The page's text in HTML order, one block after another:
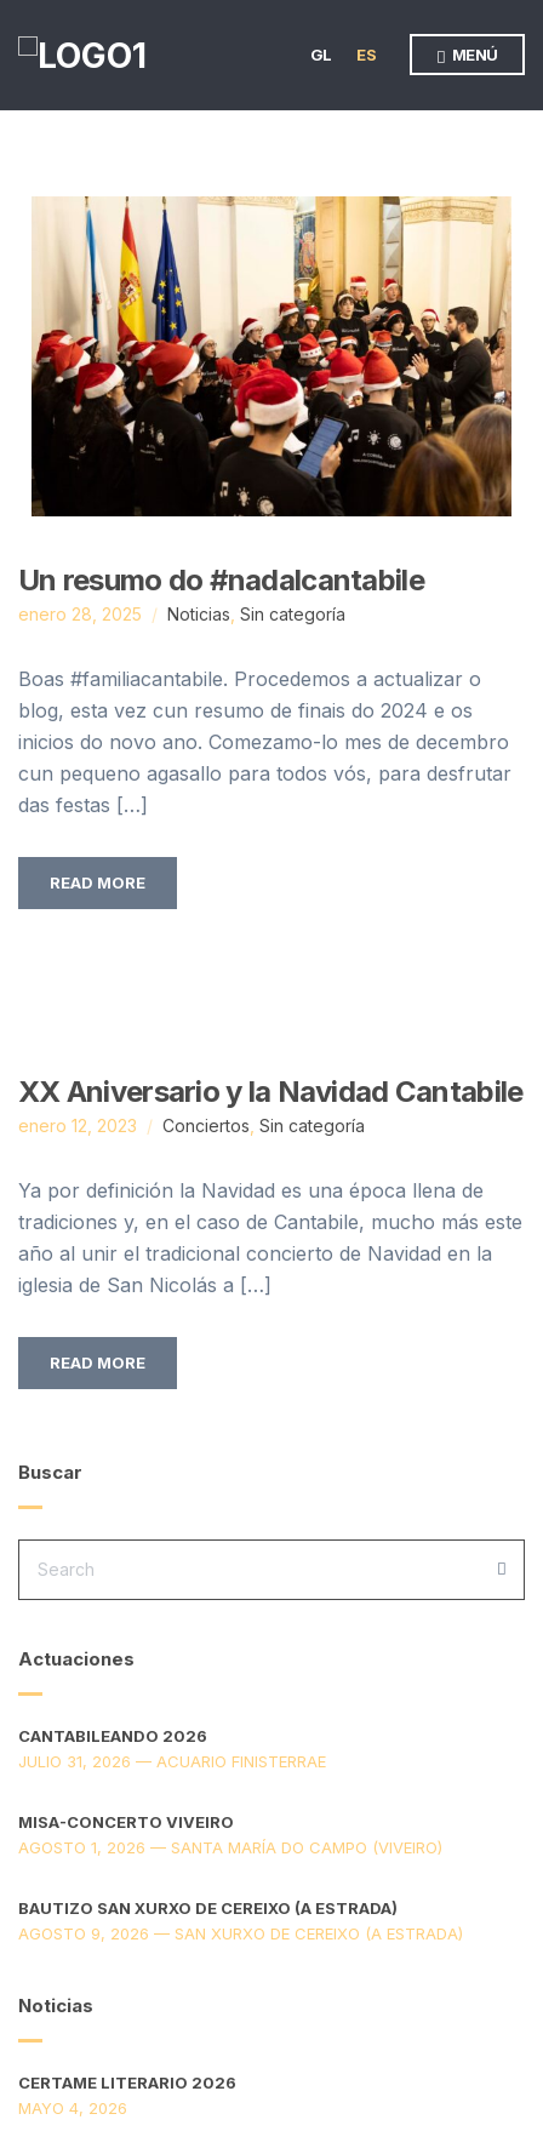
GL ES MENÚ
Un resumo do #nadalcantabile
enero 28, 2025 Noticias Sin categoría
Boas #familiacantabile. Procedemos a actualizar o
blog, esta vez cun resumo de finais do 2024 e os
inicios do novo ano. Comezamo-lo mes de decembro
cun pequeno agasallo para todos vós, para desfrutar
das festas […]
READ MORE
XX Aniversario y la Navidad Cantabile
enero 12, 2023 Conciertos Sin categoría
Ya por definición la Navidad es una época llena de
tradiciones y, en el caso de Cantabile, mucho más este
año al unir el tradicional concierto de Navidad en la
iglesia de San Nicolás a […]
READ MORE
Buscar
FOR:
Actuaciones
CANTABILEANDO 2026
JULIO 31, 2026 — ACUARIO FINISTERRAE
MISA-CONCERTO VIVEIRO
AGOSTO 1, 2026 — SANTA MARÍA DO CAMPO (VIVEIRO)
BAUTIZO SAN XURXO DE CEREIXO (A ESTRADA)
AGOSTO 9, 2026 — SAN XURXO DE CEREIXO (A ESTRADA)
Noticias
CERTAME LITERARIO 2026
MAYO 4, 2026